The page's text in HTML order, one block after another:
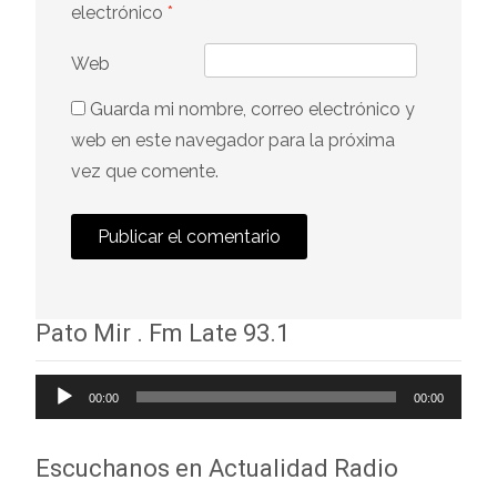
electrónico *
Web
Guarda mi nombre, correo electrónico y
web en este navegador para la próxima
vez que comente.
Pato Mir . Fm Late 93.1
Reproductor
de
00:00 00:00
Escuchanos en Actualidad Radio